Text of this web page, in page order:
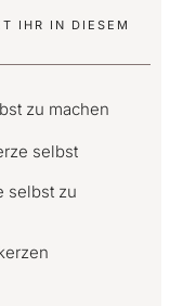
IHR IN DIESEM
zu machen
selbst
selbst zu